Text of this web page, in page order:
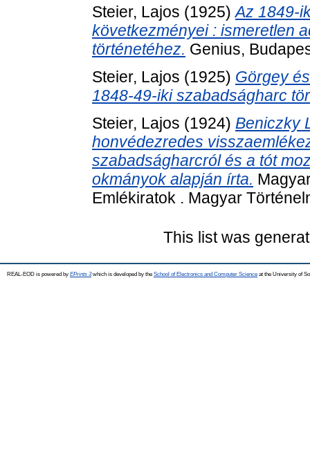
Steier, Lajos (1925)Az 1849-
következményei : ismeretlen
történetéhez. Genius,
Steier, Lajos (1925) Görgey
1848-49-iki szabadságharc
Steier, Lajos (1924) Beniczky
honvédezredes
szabadságharcról és a tót
okmányok alapján írta.
Emlékiratok . Magyar
This list was
REAL-EOD is powered by EPrints 3which is developed by the School of Electronics and Computer Science at the University of